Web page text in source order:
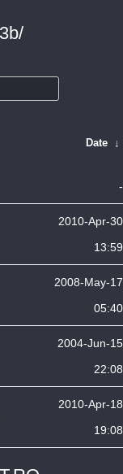
Date ↓
-
2010-Apr-30
13:59
2008-May-17
05:40
2004-Jun-15
22:08
2010-Apr-18
19:08